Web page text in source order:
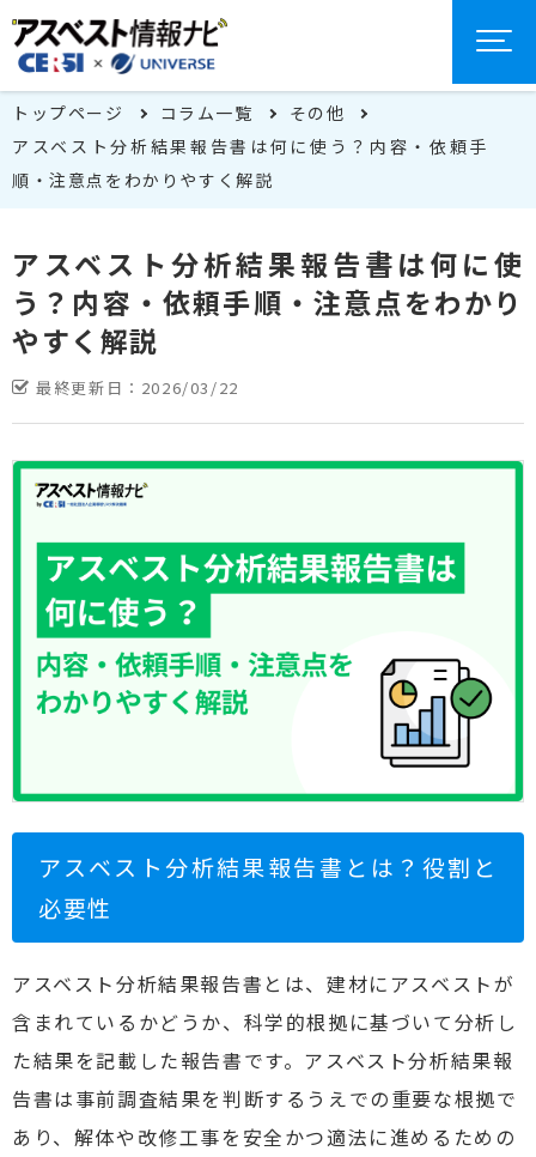
トップページ コラム一覧
その他
アスベスト分析結果報告書は何に使う？内容・依頼手
順・注意点をわかりやすく解説
アスベスト分析結果報告書は何に使
う？内容・依頼手順・注意点をわかり
やすく解説
最終更新日： 2026/03/22
アスベスト分析結果報告書とは？役割と
必要性
アスベスト分析結果報告書とは、建材にアスベストが
含まれているかどうか、科学的根拠に基づいて分析し
た結果を記載した報告書です。アスベスト分析結果報
告書は事前調査結果を判断するうえでの重要な根拠で
あり、解体や改修工事を安全かつ適法に進めるための